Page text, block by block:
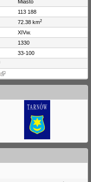
Miasto
113 188
72.38 km2
XIVw.
1330
33-100